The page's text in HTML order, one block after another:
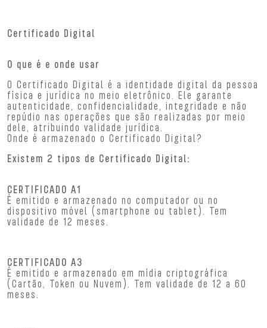
Certificado Digital
O que é e onde usar
O Certificado Digital é a identidade digital da pessoa
física e jurídica no meio eletrônico. Ele garante
autenticidade, confidencialidade, integridade e não
repúdio nas operações que são realizadas por meio
dele, atribuindo validade jurídica.
Onde é armazenado o Certificado Digital?
Existem 2 tipos de Certificado Digital:
CERTIFICADO A1
É emitido e armazenado no computador ou no
dispositivo móvel (smartphone ou tablet). Tem
validade de 12 meses.
CERTIFICADO A3
É emitido e armazenado em mídia criptográfica
(Cartão, Token ou Nuvem). Tem validade de 12 a 60
meses.